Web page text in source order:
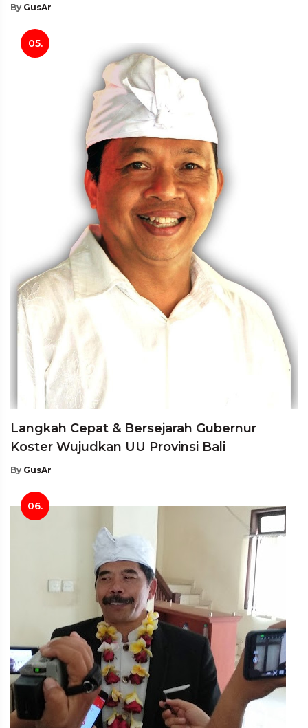
By GusAr
05.
Langkah Cepat & Bersejarah Gubernur
Koster Wujudkan UU Provinsi Bali
By GusAr
06.